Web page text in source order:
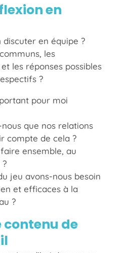
en
discuter en équipe ?
les
les réponses possibles
?
pour moi
que nos relations
compte de cela ?
ensemble, au
jeu avons-nous besoin
et efficaces à la
?
contenu de